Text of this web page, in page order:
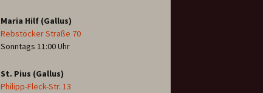
Maria Hilf (Gallus)
Rebstöcker Straße 70
Sonntags 11:00 Uhr
St. Pius (Gallus)
Philipp-Fleck-Str. 13